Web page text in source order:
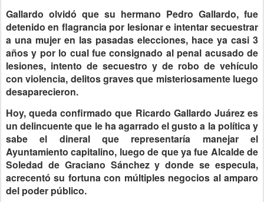
Gallardo olvidó que su hermano Pedro Gallardo, fue
detenido en flagrancia por lesionar e intentar secuestrar
a una mujer en las pasadas elecciones, hace ya casi 3
años y por lo cual fue consignado al penal acusado de
lesiones, intento de secuestro y de robo de vehículo
con violencia, delitos graves que misteriosamente luego
desaparecieron.
Hoy, queda confirmado que Ricardo Gallardo Juárez es
un delincuente que le ha agarrado el gusto a la política y
sabe el dineral que representaría manejar el
Ayuntamiento capitalino, luego de que ya fue Alcalde de
Soledad de Graciano Sánchez y donde se especula,
acrecentó su fortuna con múltiples negocios al amparo
del poder público.